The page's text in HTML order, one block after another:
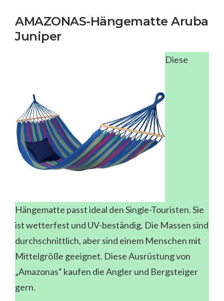
AMAZONAS-Hängematte Aruba
Juniper
Diese
Hängematte passt ideal den Single-Touristen. Sie
ist wetterfest und UV-beständig. Die Massen sind
durchschnittlich, aber sind einem Menschen mit
Mittelgröße geeignet. Diese Ausrüstung von
„Amazonas“ kaufen die Angler und Bergsteiger
gern.